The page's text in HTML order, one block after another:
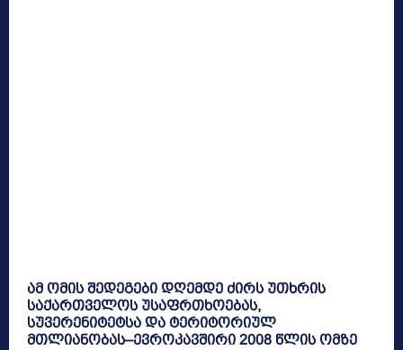
ამ ომის შედეგები დღემდე ძირს უთხრის
საქართველოს უსაფრთხოებას,
სუვერენიტეტსა და ტერიტორიულ
მთლიანობას–ევროკავშირი 2008 წლის ომზე